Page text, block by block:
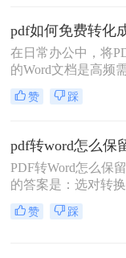
为了帮你快速选出
方式，下表汇总了
的核心差异：
在日常办公中，将
的Word文档是高频
速选出最适合自己
了四种主流免费方
赞 踩
PDF转Word怎么保
的答案是：选对转
——可编辑PDF优先
或专业转换软件的“
赞 踩